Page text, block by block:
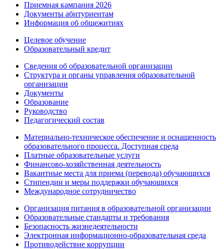
Приемная кампания 2026
Дoкументы абитуриентам
Информация об общежитиях
Целевое обучение
Образовательный кредит
Сведения об образовательной организации
Структура и органы управления образовательной
организации
Документы
Образование
Руководство
Педагогический состав
Материально-техническое обеспечение и оснащенность
образовательного процесса. Доступная среда
Платные образовательные услуги
Финансово-хозяйственная деятельность
Вакантные места для приема (перевода) обучающихся
Стипендии и меры поддержки обучающихся
Международное сотрудничество
Организация питания в образовательной организации
Образовательные стандарты и требования
Безопасность жизнедеятельности
Электронная информационно-образовательная среда
Противодействие коррупции